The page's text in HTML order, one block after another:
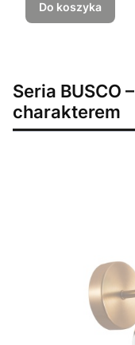
Do koszyka
Seria BUSCO
charakterem